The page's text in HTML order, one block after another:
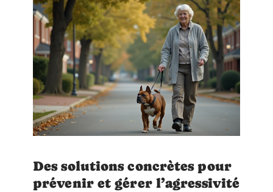
Des solutions concrètes pour
prévenir et gérer l’agressivité